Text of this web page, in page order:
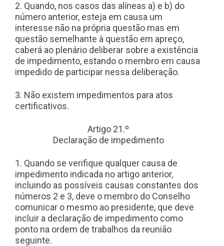
2. Quando, nos casos das alíneas a) e b) do
número anterior, esteja em causa um
interesse não na própria questão mas em
questão semelhante à questão em apreço,
caberá ao plenário deliberar sobre a existência
de impedimento, estando o membro em causa
impedido de participar nessa deliberação.
3. Não existem impedimentos para atos
certificativos.
Artigo 21.º
Declaração de impedimento
1. Quando se verifique qualquer causa de
impedimento indicada no artigo anterior,
incluindo as possíveis causas constantes dos
números 2 e 3, deve o membro do Conselho
comunicar o mesmo ao presidente, que deve
incluir a declaração de impedimento como
ponto na ordem de trabalhos da reunião
seguinte.